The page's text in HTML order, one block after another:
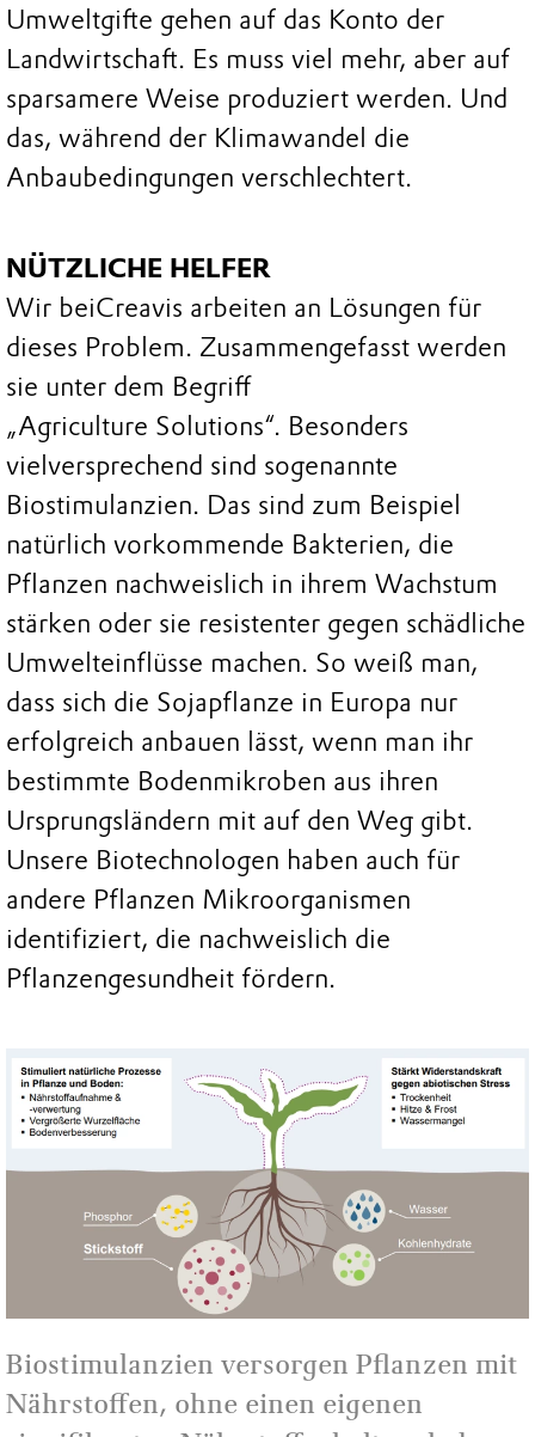
Umweltgifte gehen auf das Konto der
Landwirtschaft. Es muss viel mehr, aber auf
sparsamere Weise produziert werden. Und
das, während der Klimawandel die
Anbaubedingungen verschlechtert.
NÜTZLICHE HELFER
Wir beiCreavis arbeiten an Lösungen für
dieses Problem. Zusammengefasst werden
sie unter dem Begriff
„Agriculture Solutions“. Besonders
vielversprechend sind sogenannte
Biostimulanzien. Das sind zum Beispiel
natürlich vorkommende Bakterien, die
Pflanzen nachweislich in ihrem Wachstum
stärken oder sie resistenter gegen schädliche
Umwelteinflüsse machen. So weiß man,
dass sich die Sojapflanze in Europa nur
erfolgreich anbauen lässt, wenn man ihr
bestimmte Bodenmikroben aus ihren
Ursprungsländern mit auf den Weg gibt.
Unsere Biotechnologen haben auch für
andere Pflanzen Mikroorganismen
identifiziert, die nachweislich die
Pflanzengesundheit fördern.
Biostimulanzien versorgen Pflanzen mit
Nährstoffen, ohne einen eigenen